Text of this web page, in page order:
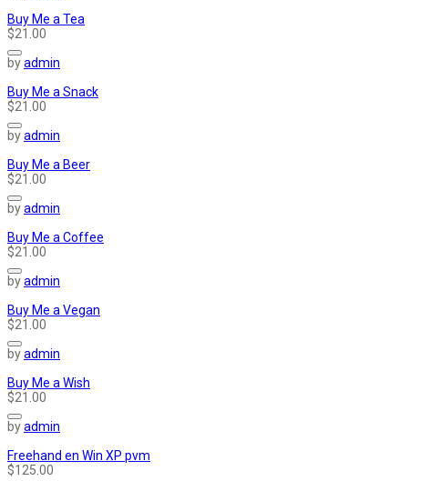
Buy Me a Tea
$21.00
byadmin
Buy Me a Snack
$21.00
byadmin
Buy Me a Beer
$21.00
byadmin
Buy Me a Coffee
$21.00
byadmin
Buy Me a Vegan
$21.00
byadmin
Buy Me a Wish
$21.00
byadmin
Freehand en Win XP pvm
$125.00